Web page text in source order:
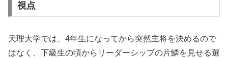
視点
天理大学では、4年生になってから突然主将を決めるので
はなく、下級生の頃からリーダーシップの片鱗を見せる選